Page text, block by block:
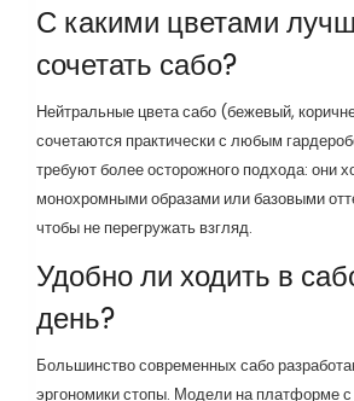
С какими цветами
сочетать сабо?
Нейтральные цвета сабо (бежевый,
сочетаются практически с любым
требуют более осторожного подхода: они
монохромными образами или базовыми
чтобы не перегружать взгляд.
Удобно ли ходить в
день?
Большинство современных сабо
эргономики стопы. Модели на платформе